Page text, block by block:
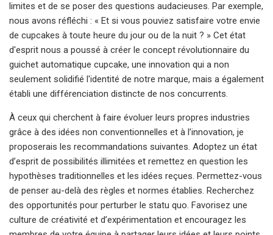
limites et de se poser des questions audacieuses. Par exemple,
nous avons réfléchi : « Et si vous pouviez satisfaire votre envie
de cupcakes à toute heure du jour ou de la nuit ? » Cet état
d'esprit nous a poussé à créer le concept révolutionnaire du
guichet automatique cupcake, une innovation qui a non
seulement solidifié l'identité de notre marque, mais a également
établi une différenciation distincte de nos concurrents.
À ceux qui cherchent à faire évoluer leurs propres industries
grâce à des idées non conventionnelles et à l’innovation, je
proposerais les recommandations suivantes. Adoptez un état
d’esprit de possibilités illimitées et remettez en question les
hypothèses traditionnelles et les idées reçues. Permettez-vous
de penser au-delà des règles et normes établies. Recherchez
des opportunités pour perturber le statu quo. Favorisez une
culture de créativité et d’expérimentation et encouragez les